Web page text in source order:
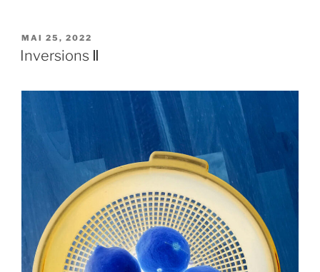
VERÖFFENTLICHT
AM
MAI 25, 2022
Inversions Ⅱ